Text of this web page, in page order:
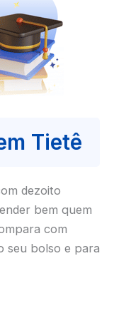
Tietê
dezoito
bem quem
com
seu bolso e para